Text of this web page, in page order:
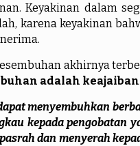
Keyakinan dalam
karena keyakinan
akhirnya
adalah keajaiban
menyembuhkan
kepada
dan menyerah